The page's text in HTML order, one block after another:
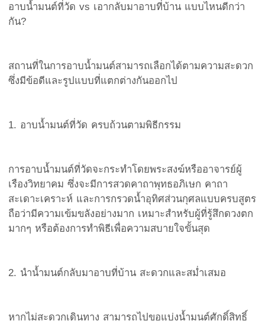
อาบน้ำมนต์ที่วัด vs เอากลับมาอาบที่บ้าน แบบไหนดีกว่า
กัน?
สถานที่ในการอาบน้ำมนต์สามารถเลือกได้ตามความสะดวก
ซึ่งมีข้อดีและรูปแบบที่แตกต่างกันออกไป
1. อาบน้ำมนต์ที่วัด ครบถ้วนตามพิธีกรรม
การอาบน้ำมนต์ที่วัดจะกระทำโดยพระสงฆ์หรืออาจารย์ผู้
เรืองวิทยาคม ซึ่งจะมีการสวดคาถาพุทธอภิเษก คาถา
สะเดาะเคราะห์ และการกรวดน้ำอุทิศส่วนกุศลแบบครบสูตร
ถือว่ามีความเข้มขลังอย่างมาก เหมาะสำหรับผู้ที่รู้สึกดวงตก
มากๆ หรือต้องการทำพิธีเพื่อความสบายใจขั้นสุด
2. นำน้ำมนต์กลับมาอาบที่บ้าน สะดวกและสม่ำเสมอ
หากไม่สะดวกเดินทาง สามารถไปขอแบ่งน้ำมนต์ศักดิ์สิทธิ์